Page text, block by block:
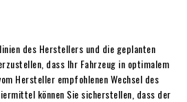
des Herstellers und die geplanten
dass Ihr Fahrzeug in optimalem
Hersteller empfohlenen Wechsel des
können Sie sicherstellen, dass der